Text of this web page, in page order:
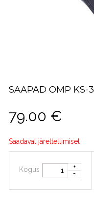
SAAPAD OMP KS-3
79.00 €
Saadaval järeltellimisel
Kogus